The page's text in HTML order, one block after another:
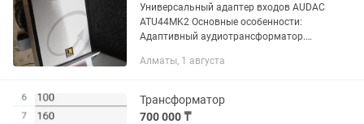
Универсальный адаптер входов AUDAC
ATU44MK2 Основные особенности:
Адаптивный аудиотрансформатор.
70, 50 и 33 В линий. Балансный вход
Алматы, 1 августа
Трансформатор
700 000 ₸